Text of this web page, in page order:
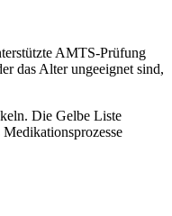
AMTS-Prüfung
das Alter ungeeignet sind,
Die Gelbe Liste